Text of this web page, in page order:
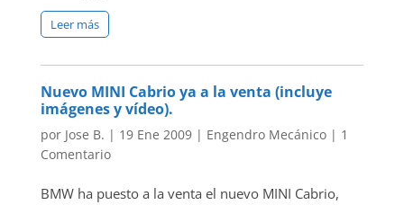
Leer más
Nuevo MINI Cabrio ya a la venta (incluye
imágenes y vídeo).
por Jose B. | 19 Ene 2009| Engendro Mecánico| 1
Comentario
BMW ha puesto a la venta el nuevo MINI Cabrio,